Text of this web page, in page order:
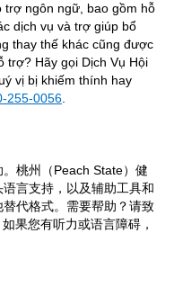
trợ ngôn ngữ, bao gồm hỗ
dịch vụ và trợ giúp bổ
thay thế khác cũng được
trợ? Hãy gọi Dịch Vụ Hội
vị bị khiếm thính hay
255-0056
桃州（Peach State）健
言支持，以及辅助工具和
代格式。需要帮助？请致
果您有听力或语言障碍，